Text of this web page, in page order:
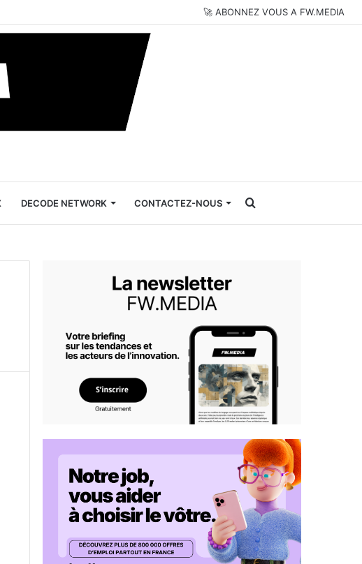
🚀 ABONNEZ VOUS A FW.MEDIA
DECODE NETWORK CONTACTEZ-NOUS Rechercher